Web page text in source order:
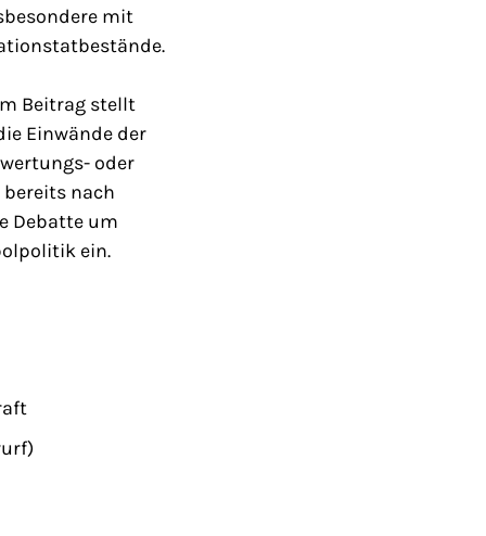
mit
Beitrag stellt
Einwände der
oder
nach
Debatte um
ein.